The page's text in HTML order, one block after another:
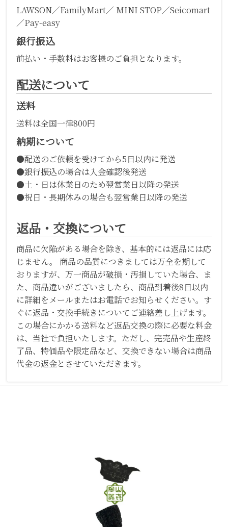
LAWSON／FamilyMart／ MINI STOP／Seicomart
／Pay-easy
銀行振込
前払い・手数料はお客様のご負担となります。
配送について
送料
送料は全国一律800円
納期について
●配送のご依頼を受けてから5日以内に発送
●銀行振込の場合は入金確認後発送
●土・日は休業日のため翌営業日以降の発送
●祝日・長期休みの場合も翌営業日以降の発送
返品・交換について
商品に欠陥がある場合を除き、基本的には返品には応
じません。 商品の品質につきましては万全を期して
おりますが、万一商品が破損・汚損していた場合、ま
た、商品違いがございましたら、商品到着後8日以内
に詳細をメールまたはお電話でお知らせください。す
ぐに返品・交換手続きについてご連絡差し上げます。
この場合にかかる送料など返品交換の際に必要な料金
は、当社で負担いたします。ただし、完売品や生産終
了品、特価品や限定品など、交換できない場合は商品
代金の返金とさせていただきます。